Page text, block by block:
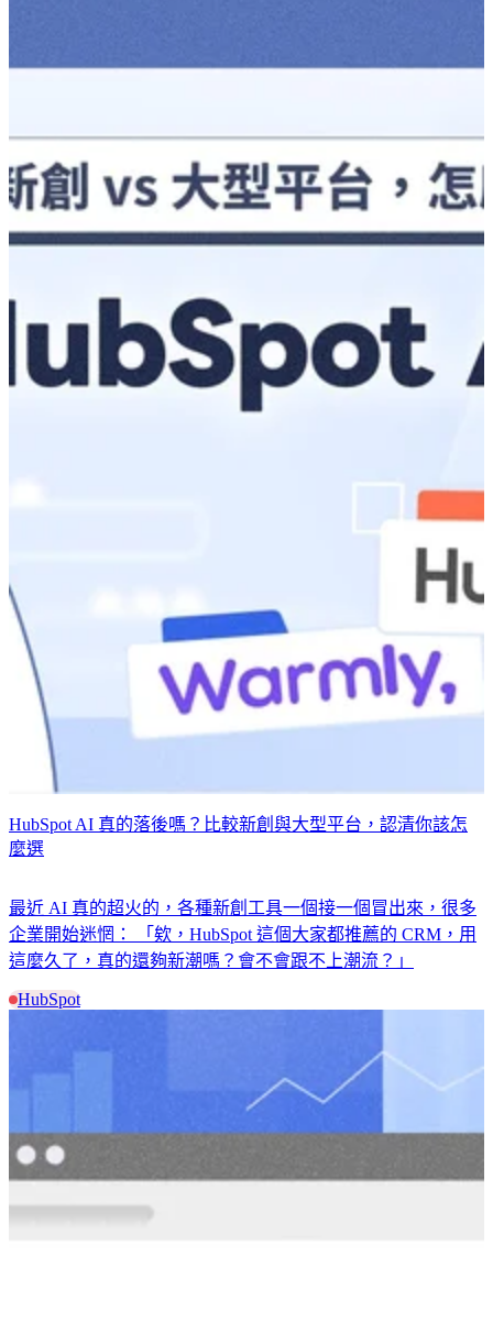
HubSpot AI 真的落後嗎？比較新創與大型平台，認清你該怎
麼選
最近 AI 真的超火的，各種新創工具一個接一個冒出來，很多
企業開始迷惘： 「欸，HubSpot 這個大家都推薦的 CRM，用
這麼久了，真的還夠新潮嗎？會不會跟不上潮流？」
HubSpot